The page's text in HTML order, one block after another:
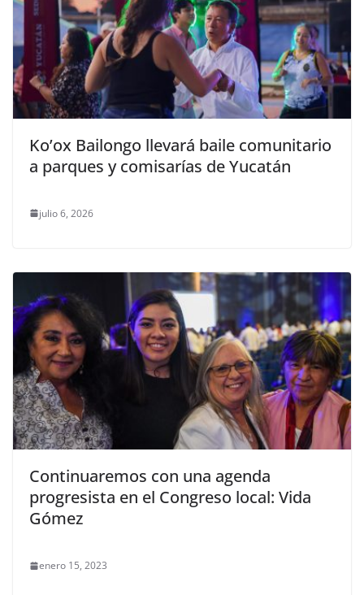
Ko’ox Bailongo llevará baile comunitario
a parques y comisarías de Yucatán
julio 6, 2026
Continuaremos con una agenda
progresista en el Congreso local: Vida
Gómez
enero 15, 2023